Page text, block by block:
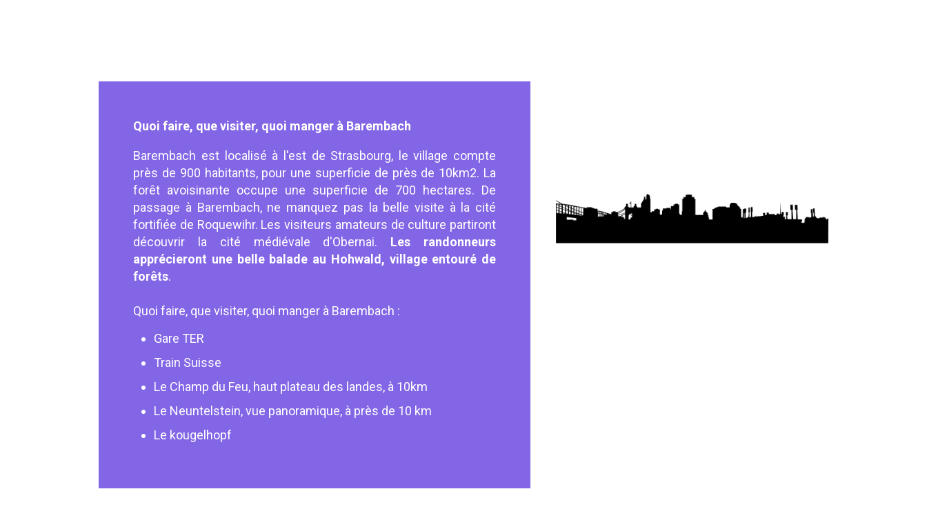
Quoi faire, que visiter, quoi manger à Barembach
Barembach est localisé à l'est de Strasbourg, le village compte
près de 900 habitants, pour une superficie de près de 10km2. La
forêt avoisinante occupe une superficie de 700 hectares. De
passage à Barembach, ne manquez pas la belle visite à la cité
fortifiée de Roquewihr. Les visiteurs amateurs de culture partiront
découvrir la cité médiévale d'Obernai. Les randonneurs
apprécieront une belle balade au Hohwald, village entouré de
forêts.
Quoi faire, que visiter, quoi manger à Barembach :
Gare TER
Train Suisse
Le Champ du Feu, haut plateau des landes, à 10km
Le Neuntelstein, vue panoramique, à près de 10 km
Le kougelhopf